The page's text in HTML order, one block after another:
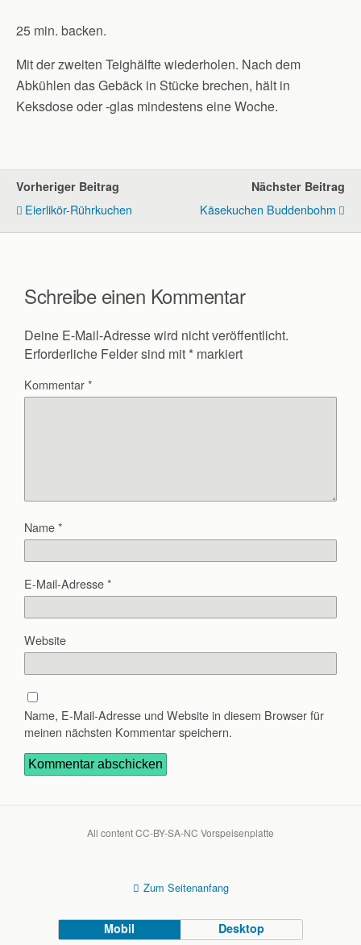
25 min. backen.
Mit der zweiten Teighälfte wiederholen. Nach dem
Abkühlen das Gebäck in Stücke brechen, hält in
Keksdose oder -glas mindestens eine Woche.
Vorheriger Beitrag
Eierlikör-Rührkuchen
Nächster Beitrag
Käsekuchen Buddenbohm
Schreibe einen Kommentar
Deine E-Mail-Adresse wird nicht veröffentlicht.
Erforderliche Felder sind mit * markiert
Kommentar*
Name*
E-Mail-Adresse*
Website
Name, E-Mail-Adresse und Website in diesem Browser für
meinen nächsten Kommentar speichern.
All content CC-BY-SA-NC Vorspeisenplatte
Zum Seitenanfang
Mobil Desktop